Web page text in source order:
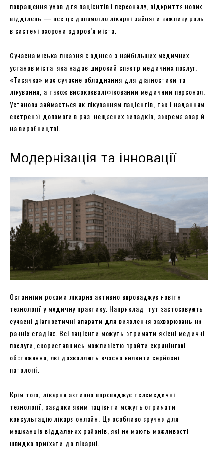
покращення умов для пацієнтів і персоналу, відкриття нових
відділень — все це допомогло лікарні зайняти важливу роль
в системі охорони здоров’я міста.
Сучасна міська лікарня є однією з найбільших медичних
установ міста, яка надає широкий спектр медичних послуг.
«Тисячка» має сучасне обладнання для діагностики та
лікування, а також висококваліфікований медичний персонал.
Установа займається як лікуванням пацієнтів, так і наданням
екстреної допомоги в разі нещасних випадків, зокрема аварій
на виробництві.
Модернізація та інновації
Останніми роками лікарня активно впроваджує новітні
технології у медичну практику. Наприклад, тут застосовують
сучасні діагностичні апарати для виявлення захворювань на
ранніх стадіях. Всі пацієнти можуть отримати якісні медичні
послуги, скориставшись можливістю пройти скринінгові
обстеження, які дозволяють вчасно виявити серйозні
патології.
Крім того, лікарня активно впроваджує телемедичні
технології, завдяки яким пацієнти можуть отримати
консультацію лікаря онлайн. Це особливо зручно для
мешканців віддалених районів, які не мають можливості
швидко приїхати до лікарні.